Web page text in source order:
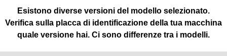
Esistono diverse versioni del modello selezionato.
Verifica sulla placca di identificazione della tua macchina
quale versione hai. Ci sono differenze tra i modelli.